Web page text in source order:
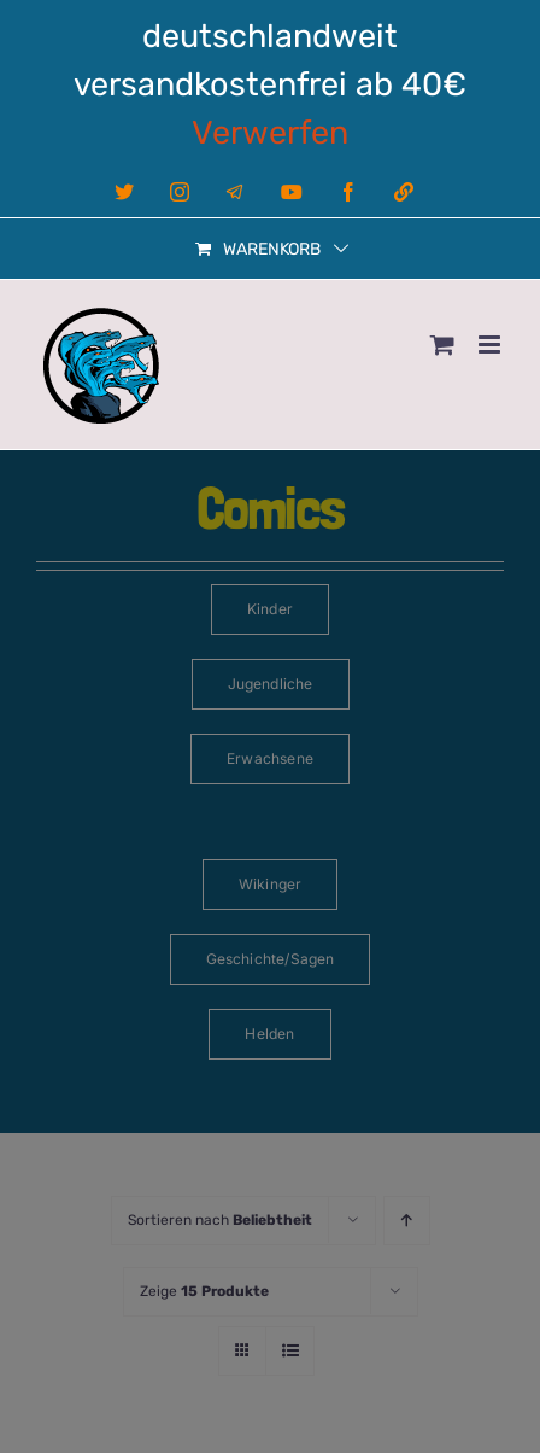
deutschlandweit
versandkostenfrei ab 40€
Verwerfen
X InstagramTelegram YouTube FacebookLinktree
WARENKORB
Comics
Kinder
Jugendliche
Erwachsene
Wikinger
Geschichte/Sagen
Helden
Sortieren nach Beliebtheit
Zeige 15 Produkte